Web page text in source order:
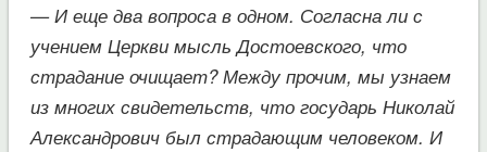
— И еще два вопроса в одном. Согласна ли с
учением Церкви мысль Достоевского, что
страдание очищает? Между прочим, мы узнаем
из многих свидетельств, что государь Николай
Александрович был страдающим человеком. И